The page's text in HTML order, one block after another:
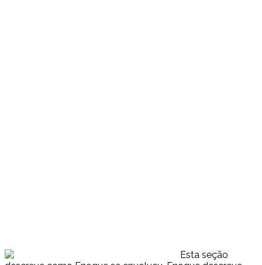
Esta seção